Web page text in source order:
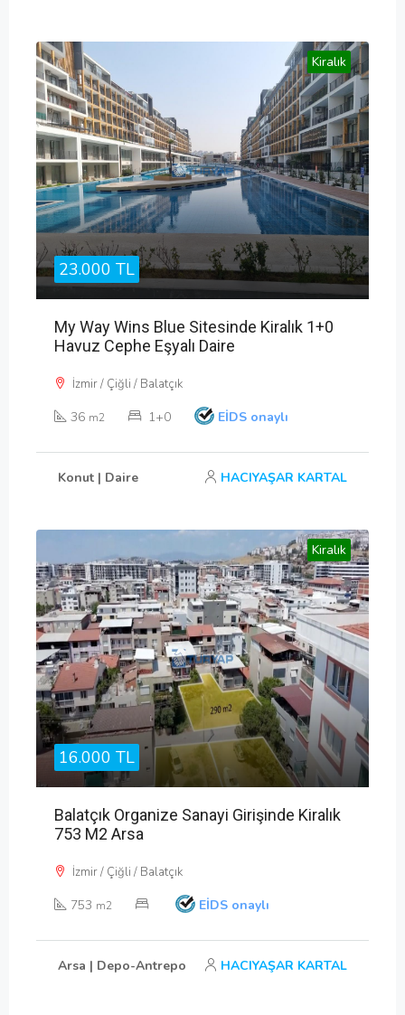
Kiralık
23.000 TL
My Way Wins Blue Sitesinde Kiralık 1+0
Havuz Cephe Eşyalı Daire
İzmir / Çiğli / Balatçık
36 m2 1+0 EİDS onaylı
Konut | Daire HACIYAŞAR KARTAL
Kiralık
16.000 TL
Balatçık Organize Sanayi Girişinde Kiralık
753 M2 Arsa
İzmir / Çiğli / Balatçık
753 m2 EİDS onaylı
Arsa | Depo-Antrepo HACIYAŞAR KARTAL